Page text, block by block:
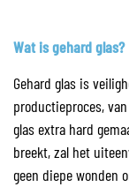
Wat is gehard glas?
Gehard glas is
productieproces,
glas extra hard
breekt, zal het
geen diepe wonden